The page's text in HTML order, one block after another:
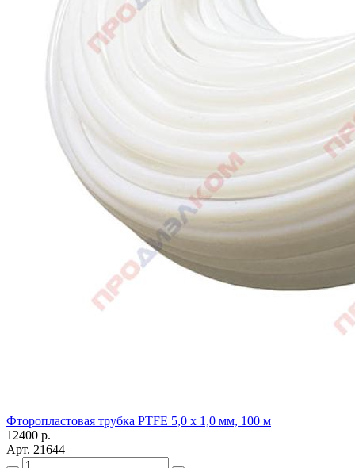
Фторопластовая трубка PTFE 5,0 x 1,0 мм, 100 м
12400 р.
Арт. 21644